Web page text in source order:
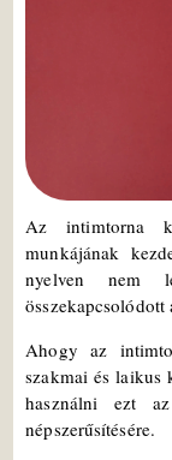
Az intimtorna
munkájának
nyelven nem
összekapcsolódott
Ahogy az
szakmai és laikus
használni ezt
népszerűsítésére.